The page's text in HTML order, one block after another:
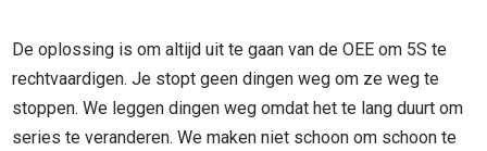
De oplossing is om altijd uit te gaan van de OEE om 5S te
rechtvaardigen. Je stopt geen dingen weg om ze weg te
stoppen. We leggen dingen weg omdat het te lang duurt om
series te veranderen. We maken niet schoon om schoon te